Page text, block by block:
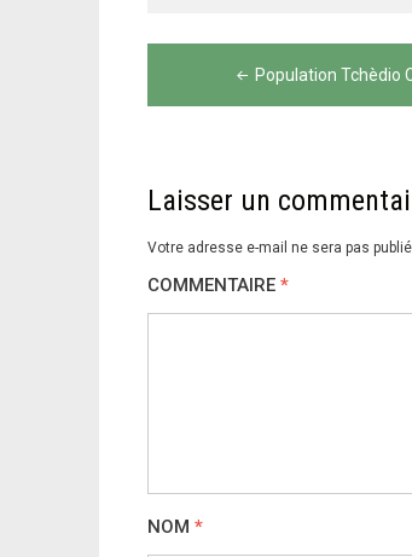
Navigation
de
Population Tchèdio
Laisser un
Votre adresse e-mail ne sera pas
COMMENTAIRE *
NOM *